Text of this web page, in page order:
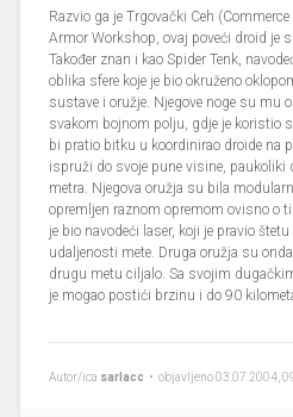
Razvio ga je Trgovački Ceh
Armor Workshop, ovaj poveći droid je
Također znan i kao Spider Tenk,
oblika sfere koje je bio okruženo
sustave i oružje. Njegove noge su mu
svakom bojnom polju, gdje je koristio
bi pratio bitku u koordinirao droide na
ispruži do svoje pune visine, paukoliki
metra. Njegova oružja su bila
opremljen raznom opremom ovisno o
je bio navodeći laser, koji je pravio
udaljenosti mete. Druga oružja su
drugu metu ciljalo. Sa svojim
je mogao postići brzinu i do 90
Autor/ica sarlacc • objavljeno 03.07.2004,